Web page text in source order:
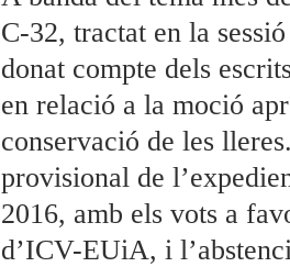
C-32, tractat en la
donat compte dels
en relació a la moció
conservació de les
provisional de
2016, amb els vots a
d’ICV-EUiA, i